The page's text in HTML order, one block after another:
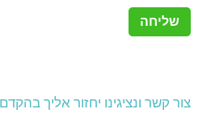
צור קשר ונציגינו יחזור אליך בהקדם